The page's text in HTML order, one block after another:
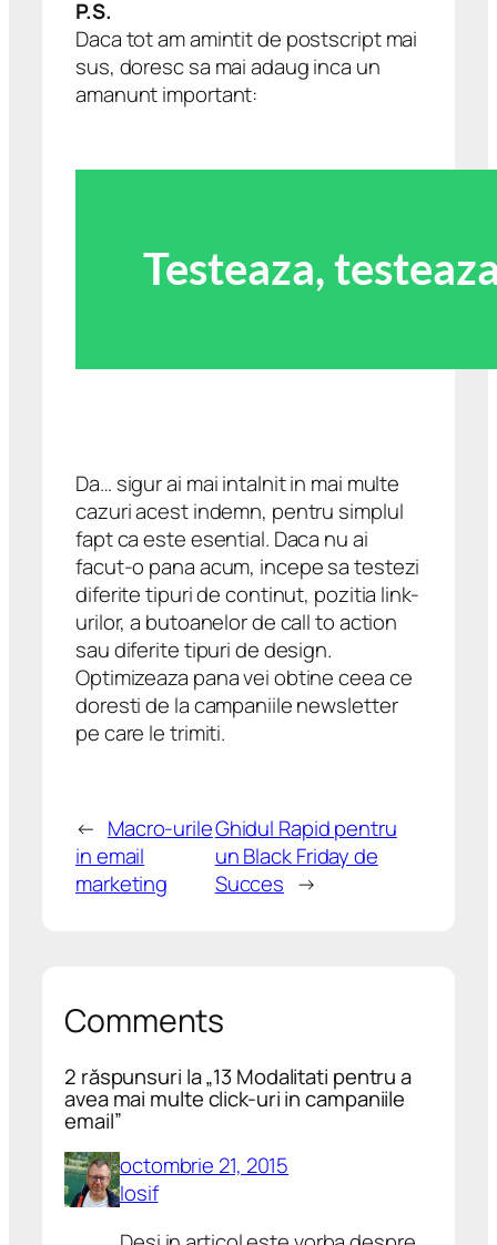
P.S.
Daca tot am amintit de postscript mai
sus, doresc sa mai adaug inca un
amanunt important:
Da… sigur ai mai intalnit in mai multe
cazuri acest indemn, pentru simplul
fapt ca este esential. Daca nu ai
facut-o pana acum, incepe sa testezi
diferite tipuri de continut, pozitia link-
urilor, a butoanelor de call to action
sau diferite tipuri de design.
Optimizeaza pana vei obtine ceea ce
doresti de la campaniile newsletter
pe care le trimiti.
← Macro-urile
in email
marketing
Ghidul Rapid pentru
un Black Friday de
Succes →
Comments
2 răspunsuri la „13 Modalitati pentru a
avea mai multe click-uri in campaniile
email”
octombrie 21, 2015
Iosif